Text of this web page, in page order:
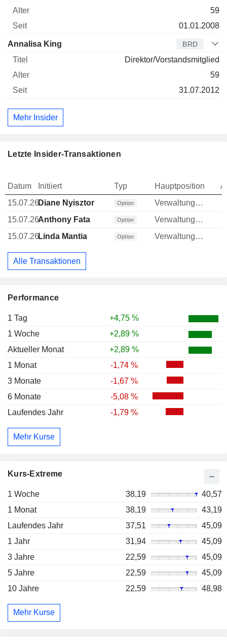
Performance
1 Tag
+4,75 %
1 Woche
+2,89 %
Aktueller Monat
+2,89 %
1 Monat
-1,74 %
3 Monate
-1,67 %
6 Monate
-5,08 %
Laufendes Jahr
-1,79 %
Mehr Kurse
Kurs-Extreme
1 Woche 38,19
40,57
1 Monat
38,19
43,19
Laufendes Jahr
37,51
45,09
1 Jahr
31,94
45,09
3 Jahre
22,59
45,09
5 Jahre
22,59
45,09
10 Jahre
22,59 48,98
Mehr Kurse
59
01.01.2008
Annalisa King BRD
Direktor/Vorstandsmitglied
59
31.07.2012
Mehr Insider
Letzte Insider-Transaktionen
Datum Initiiert Typ Hauptposition
15.07.26Diane Nyisztor Option
Verwaltungsratsmitglied
15.07.26Anthony Fata Option Verwaltungsratsmitglied
15.07.26Linda Mantia Option Verwaltungsratsmitglied
Alle Transaktionen